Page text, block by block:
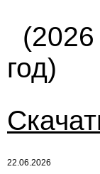
(2026
год)
22.06.2026